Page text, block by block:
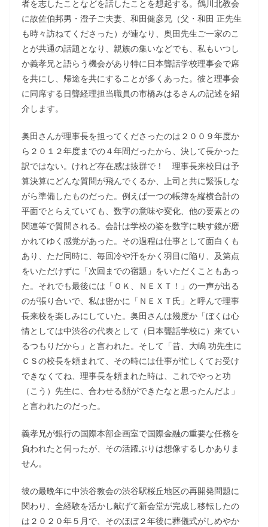
者を志したことなどを話したことを想起する。鶴川北教会
に故佐伯邦男・澄子ご夫妻、和田健彦兄（父・和田 正先生
も時々訪ねてくださった）が連なり、奥田先生ご一家のこ
とが共通の話題となり、親族の集いなどでも、私もいつし
か義孝兄と語らう機会があり特に日本聾話学校理事会で席
を共にし、帰途を共にすることが多くあった。彼と理事会
に同席する日聾経理担当職員の市橋みはるさんの記述を紹
介します。
奥田さんが理事長を担ってくださったのは２００９年度か
ら２０１２年度までの４年間だったから、決して長かった
訳ではない。けれど存在感は抜群で！ 理事長来校日は予
算決算にどんな質問が飛んでくるか、上司と共に緊張しな
がら準備したものだった。例えば一つの帳簿を縦横合計の
平面でとらえていても、数字の意味や変化、他の要素との
関連等で質問される。会計は学校の姿を数字に映す鏡が磨
かれてゆく感覚があった。その過程は仕事として面白くも
あり、ただ同時に、毎回冷や汗をかく羽目に陥り、及第点
をいただけずに「次回までの宿題」をいただくこともあっ
た。それでも最後には「ＯＫ、ＮＥＸＴ！」の一声が出る
のが張り合いで、私は密かに「ＮＥＸＴ氏」と呼んで理事
長来校を楽しみにしていた。奥田さんは幾度か「ぼくは心
情としては中渋谷の代表として（日本聾話学校に）来てい
るつもりだから」と言われた。そして「昔、大嶋 功先生に
ＣＳの校長を頼まれて、その時には仕事が忙しくてお受け
できなくてね、理事長を頼まれた時は、これでやっと功
（こう）先生に、合わせる顔ができたなと思ったんだよ」
と言われたのだった。
義孝兄が銀行の国際本部企画室で国際金融の重要な任務を
負われたと伺ったが、その活躍ぶりは想像するしかありま
せん。
彼の最晩年に中渋谷教会の渋谷駅桜丘地区の再開発問題に
関わり、全経験を活かし献げて新会堂が完成し移転したの
は２０２０年５月で、そのほぼ２年後に葬儀式がしめやか